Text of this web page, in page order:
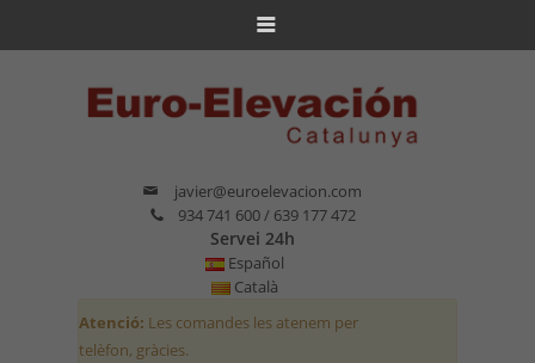
javier@euroelevacion.com
934 741 600 / 639 177 472
Servei 24h
Español
Català
Atenció: Les comandes les atenem per
telèfon, gràcies.